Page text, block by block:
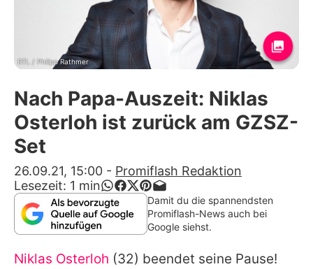
Lifestyle
Familie & Liebe
Promiflash Exklusiv
Alle Themen auf Promiflash
App runterladen
Team
Redaktionelle Richtlinien
Impressum
RTL / Philipp Rathmer
Nach Papa-Auszeit: Niklas
Osterloh ist zurück am GZSZ-
Set
26.09.21, 15:00 - Promiflash Redaktion
Lesezeit: 1 min
Damit du die spannendsten
Promiflash-News auch bei
Google siehst.
Niklas Osterloh (32) beendet seine Pause!